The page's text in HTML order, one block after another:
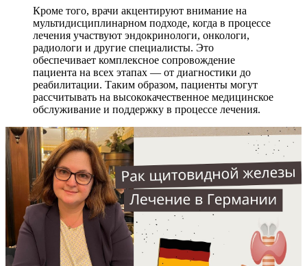
Кроме того, врачи акцентируют внимание на
мультидисциплинарном подходе, когда в процессе
лечения участвуют эндокринологи, онкологи,
радиологи и другие специалисты. Это
обеспечивает комплексное сопровождение
пациента на всех этапах — от диагностики до
реабилитации. Таким образом, пациенты могут
рассчитывать на высококачественное медицинское
обслуживание и поддержку в процессе лечения.